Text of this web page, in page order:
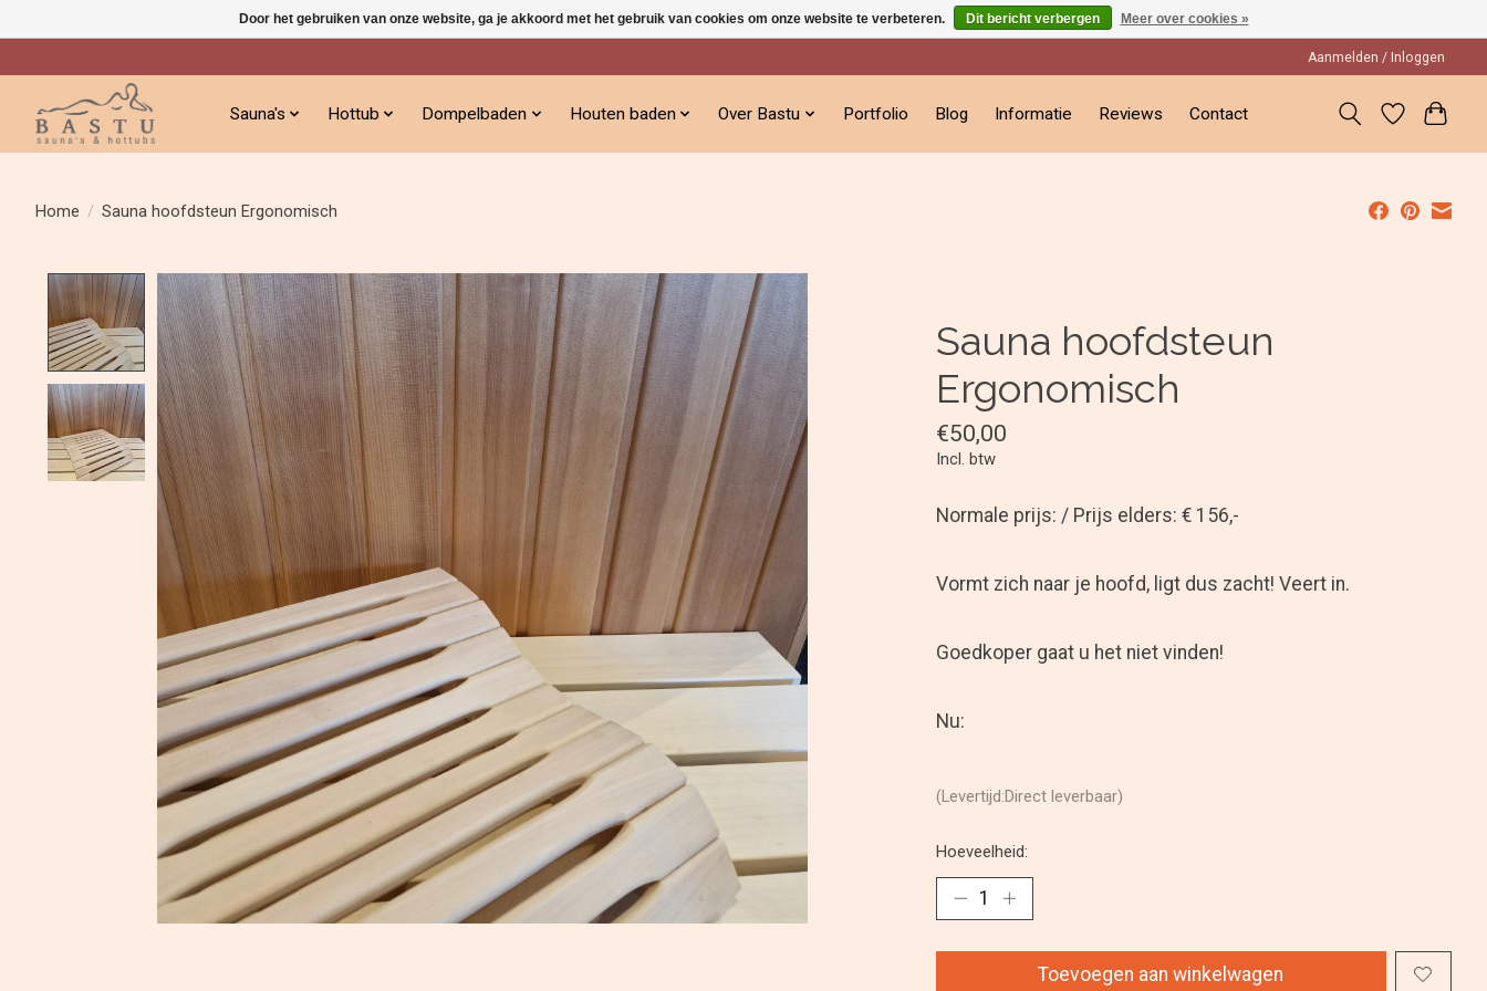
Aanmelden / Inloggen
Sauna's Hottub Dompelbaden Houten baden Over Bastu Portfolio Blog Informatie Reviews Contact
Home / Sauna hoofdsteun Ergonomisch
Product image slideshow Items
Sauna hoofdsteun
Ergonomisch
€50,00
Incl. btw
Normale prijs: / Prijs elders: € 156,-
Vormt zich naar je hoofd, ligt dus zacht! Veert in.
Goedkoper gaat u het niet vinden!
Nu:
(Levertijd:Direct leverbaar)
Hoeveelheid:
Toevoegen aan winkelwagen
Door het gebruiken van onze website, ga je akkoord met het gebruik van cookies om onze website te verbeteren. Dit bericht verbergen Meer over cookies »